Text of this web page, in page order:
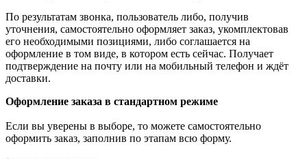
По результатам звонка, пользователь либо, получив
уточнения, самостоятельно оформляет заказ, укомплектовав
его необходимыми позициями, либо соглашается на
оформление в том виде, в котором есть сейчас. Получает
подтверждение на почту или на мобильный телефон и ждёт
доставки.
Оформление заказа в стандартном режиме
Если вы уверены в выборе, то можете самостоятельно
оформить заказ, заполнив по этапам всю форму.